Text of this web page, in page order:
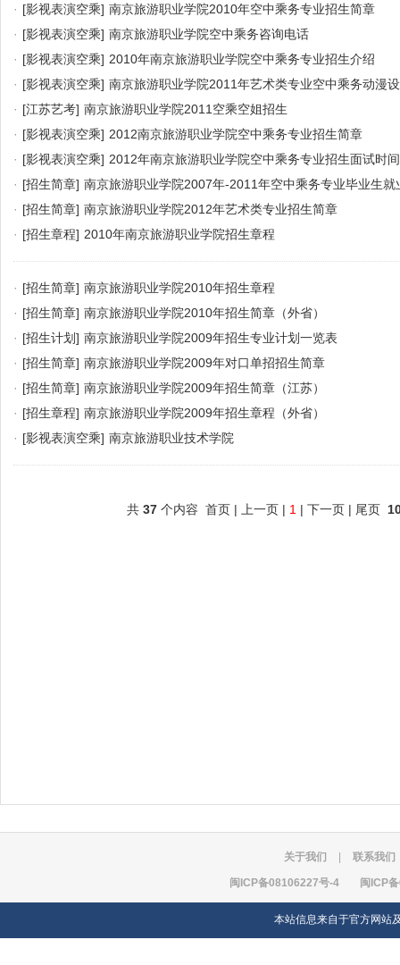
· [影视表演空乘] 南京旅游职业学院2010年空中乘务专业招生简章
· [影视表演空乘] 南京旅游职业学院空中乘务咨询电话
· [影视表演空乘] 2010年南京旅游职业学院空中乘务专业招生介绍
· [影视表演空乘] 南京旅游职业学院2011年艺术类专业空中乘务动漫
· [江苏艺考] 南京旅游职业学院2011空乘空姐招生
· [影视表演空乘] 2012南京旅游职业学院空中乘务专业招生简章
· [影视表演空乘] 2012年南京旅游职业学院空中乘务专业招生面试时间
· [招生简章] 南京旅游职业学院2007年-2011年空中乘务专业毕业生就
· [招生简章] 南京旅游职业学院2012年艺术类专业招生简章
· [招生章程] 2010年南京旅游职业学院招生章程
· [招生简章] 南京旅游职业学院2010年招生章程
· [招生简章] 南京旅游职业学院2010年招生简章（外省）
· [招生计划] 南京旅游职业学院2009年招生专业计划一览表
· [招生简章] 南京旅游职业学院2009年对口单招招生简章
· [招生简章] 南京旅游职业学院2009年招生简章（江苏）
· [招生章程] 南京旅游职业学院2009年招生章程（外省）
· [影视表演空乘] 南京旅游职业技术学院
共 37 个内容 首页 | 上一页 | 1 | 下一页 | 尾页
关于我们 联系我们
闽ICP备08106227号-4 闽ICP
本站信息来自于官方网站